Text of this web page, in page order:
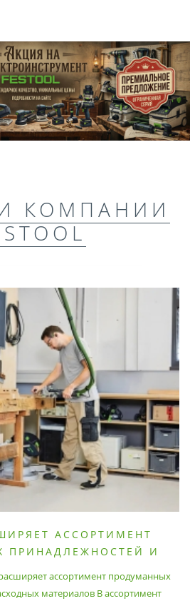
КОМПАНИИ
АССОРТИМЕНТ
ПРИНАДЛЕЖНОСТЕЙ И
ассортимент продуманных
материалов В ассортимент